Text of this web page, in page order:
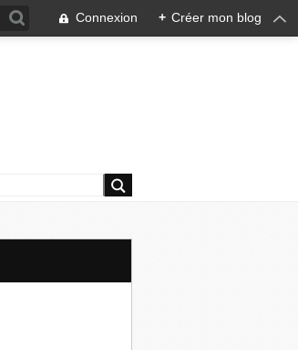
Connexion + Créer mon blog